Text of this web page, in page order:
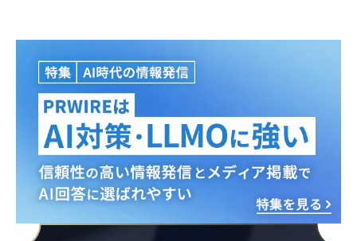
English